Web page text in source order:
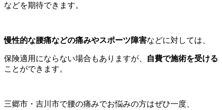
などを期待できます。
慢性的な腰痛などの痛みやスポーツ障害などに対しては、
保険適用にならない場合もありますが、
自費で施術を受ける
ことができます。
三郷市・吉川市で腰の痛みでお悩みの方はぜひ一度、